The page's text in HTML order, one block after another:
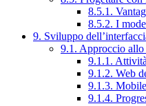
8.5.1.
8.5.2. I
9. Sviluppo
9.1. Approccio
9.1.1.
9.1.2. Web
9.1.3.
9.1.4.